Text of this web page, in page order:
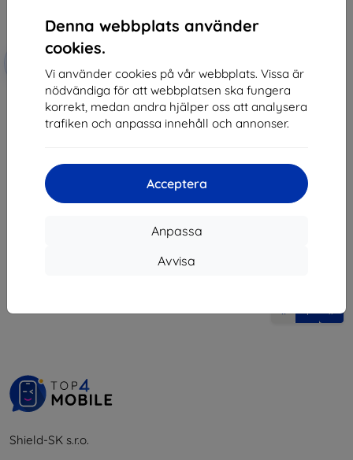
Denna webbplats använder
cookies.
Vi använder cookies på vår webbplats. Vissa är
nödvändiga för att webbplatsen ska fungera
korrekt, medan andra hjälper oss att analysera
trafiken och anpassa innehåll och annonser.
Acceptera
Anpassa
Avvisa
Rabatt
kupong
3mk Watch Protection
FlexibleGlass Hybrid glass for
OnePlus 2R
147 kr
Sista varan i lager
« 1 »
Shield-SK s.r.o.